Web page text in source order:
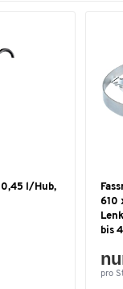
0,45 l/Hub,
610
bis
pro